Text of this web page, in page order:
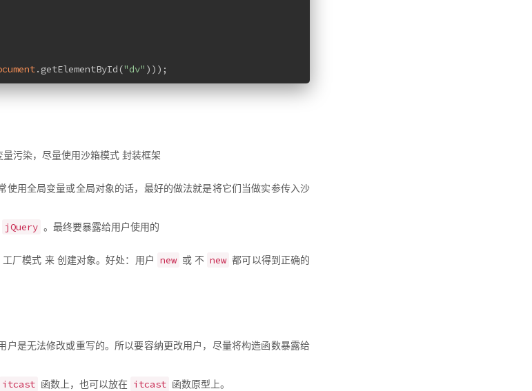
.getElementById("dv" )));
污染，尽量使用沙箱模式 封装框架
使用全局变量或全局对象的话，最好的做法就是将它们当做实参传入沙
jQuery 。最终要暴露给用户使用的
厂模式 来 创建对象。好处：用户 new 或 不 new 都可以得到正确的
户是无法修改或重写的。所以要容纳更改用户，尽量将构造函数暴露给
itcast 函数上，也可以放在 itcast 函数原型上。